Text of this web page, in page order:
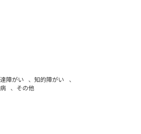
障がい 、知的障がい
、
、 その他